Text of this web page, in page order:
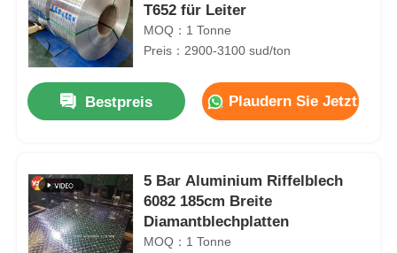
T652 für Leiter
MOQ：1 Tonne
Preis：2900-3100 sud/ton
Bestpreis Plaudern Sie Jetzt
5 Bar Aluminium Riffelblech
6082 185cm Breite
Diamantblechplatten
MOQ：1 Tonne